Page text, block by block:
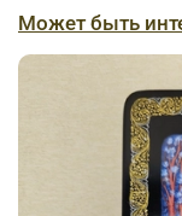
Может быть